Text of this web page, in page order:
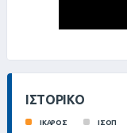
ΙΣΤΟΡΙΚΌ
ΙΚΑΡΟΣ ΙΣΟΠ